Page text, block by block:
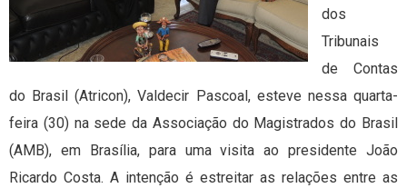
dos
Tribunais
de Contas
do Brasil (Atricon), Valdecir Pascoal, esteve nessa quarta-
feira (30) na sede da Associação do Magistrados do Brasil
(AMB), em Brasília, para uma visita ao presidente João
Ricardo Costa. A intenção é estreitar as relações entre as